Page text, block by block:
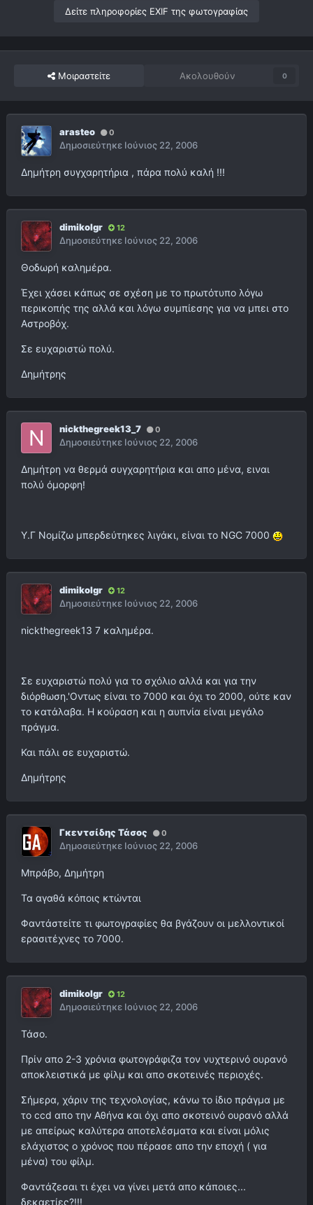
Δείτε πληροφορίες EXIF της φωτογραφίας
Μοιραστείτε Ακολουθούν 0
arasteo 0
Δημοσιεύτηκε Ιούνιος 22, 2006
Δημήτρη συγχαρητήρια , πάρα πολύ καλή !!!
dimikolgr 12
Δημοσιεύτηκε Ιούνιος 22, 2006
Θοδωρή καλημέρα.
Έχει χάσει κάπως σε σχέση με το πρωτότυπο λόγω
περικοπής της αλλά και λόγω συμπίεσης για να μπει στο
Αστροβόχ.
Σε ευχαριστώ πολύ.
Δημήτρης
nickthegreek13_7 0
Δημοσιεύτηκε Ιούνιος 22, 2006
Δημήτρη να θερμά συγχαρητήρια και απο μένα, ειναι
πολύ όμορφη!
Υ.Γ Νομίζω μπερδεύτηκες λιγάκι, είναι το NGC 7000
dimikolgr 12
Δημοσιεύτηκε Ιούνιος 22, 2006
nickthegreek13 7 καλημέρα.
Σε ευχαριστώ πολύ για το σχόλιο αλλά και για την
διόρθωση.'Οντως είναι το 7000 και όχι το 2000, ούτε καν
το κατάλαβα. Η κούραση και η αυπνία είναι μεγάλο
πράγμα.
Και πάλι σε ευχαριστώ.
Δημήτρης
Γκεντσίδης Τάσος 0
Δημοσιεύτηκε Ιούνιος 22, 2006
Μπράβο, Δημήτρη
Τα αγαθά κόποις κτώνται
Φαντάστείτε τι φωτογραφίες θα βγάζουν οι μελλοντικοί
ερασιτέχνες το 7000.
dimikolgr 12
Δημοσιεύτηκε Ιούνιος 22, 2006
Τάσο.
Πρίν απο 2-3 χρόνια φωτογράφιζα τον νυχτερινό ουρανό
αποκλειστικά με φίλμ και απο σκοτεινές περιοχές.
Σήμερα, χάριν της τεχνολογίας, κάνω το ίδιο πράγμα με
το ccd απο την Αθήνα και όχι απο σκοτεινό ουρανό αλλά
με απείρως καλύτερα αποτελέσματα και είναι μόλις
ελάχιστος ο χρόνος που πέρασε απο την εποχή ( για
μένα) του φίλμ.
Φαντάζεσαι τι έχει να γίνει μετά απο κάποιες...
δεκαετίες?!!!